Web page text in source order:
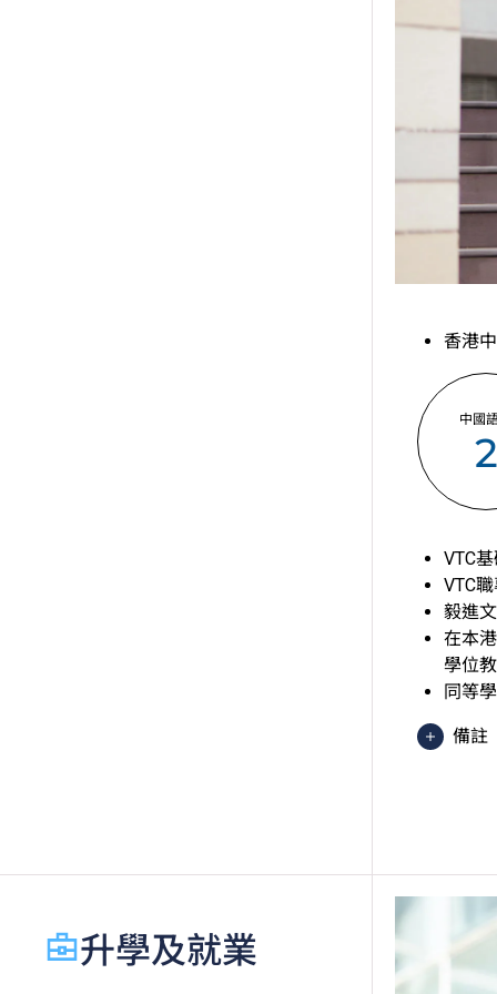
香港
中國
2
VTC
VTC
毅進
在本
學位
同等
備註
語語
起
香
級」
升學及就業